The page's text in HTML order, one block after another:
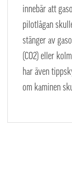
innebär att
pilotlågan
stänger av
(CO2) eller
har även
om kaminen